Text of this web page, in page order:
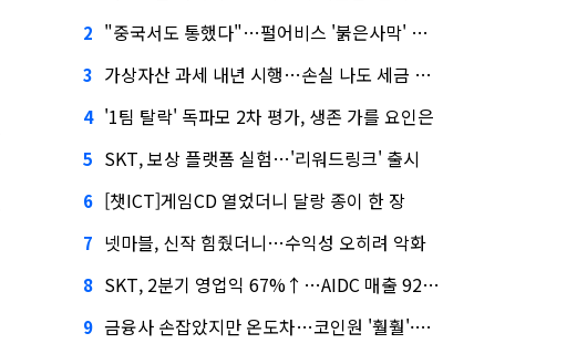
2 "중국서도 통했다"…펄어비스 '붉은사막' 최고 게임상
3 가상자산 과세 내년 시행…손실 나도 세금 낸다고?
4 '1팀 탈락' 독파모 2차 평가, 생존 가를 요인은
5 SKT, 보상 플랫폼 실험…'리워드링크' 출시
6 [챗ICT]게임CD 열었더니 달랑 종이 한 장
7 넷마블, 신작 힘줬더니…수익성 오히려 악화
8 SKT, 2분기 영업익 67%↑…AIDC 매출 92% 급증
9 금융사 손잡았지만 온도차…코인원 '훨훨'·코빗 '잠잠'